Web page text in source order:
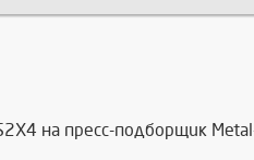
на пресс-подборщик